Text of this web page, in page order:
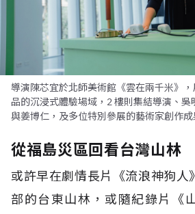
導演陳芯宜於北師美術館《雲在兩千米》，
品的沉浸式體驗場域，2 樓則集結導演、
與姜博仁，及多位特別參展的藝術家創作成
從福島災區回看台灣山林
或許早在劇情長片《流浪神狗人
部的台東山林，或隨紀錄片《